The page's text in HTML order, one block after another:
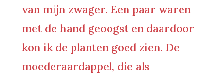
van mijn zwager. Een paar waren
met de hand geoogst en daardoor
kon ik de planten goed zien. De
moederaardappel, die als